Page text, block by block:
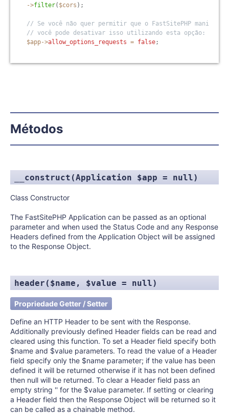
->filter( $cors ) ;
// Se você não quer permitir que o FastSitePHP manipule
// você pode desativar isso utilizando esta opção:
$app->allow_options_requests = false;
Métodos
__construct(Application $app = null)
Class Constructor
The FastSitePHP Application can be passed as an optional
parameter and when used the Status Code and any Response
Headers defined from the Application Object will be assigned
to the Response Object.
header($name, $value = null)
Propriedade Getter / Setter
Define an HTTP Header to be sent with the Response.
Additionally previously defined Header fields can be read and
cleared using this function. To set a Header field specify both
$name and $value parameters. To read the value of a Header
field specify only the $name parameter; if the value has been
defined it will be returned otherwise if it has not been defined
then null will be returned. To clear a Header field pass an
empty string '' for the $value parameter. If setting or clearing
a Header field then the Response Object will be returned so it
can be called as a chainable method.